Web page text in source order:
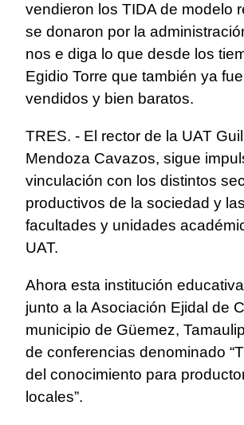
vendieron los TIDA de modelo
se donaron por la
nos e diga lo que desde los
Egidio Torre que también ya
vendidos y bien baratos.
TRES. - El rector de la UAT
Mendoza Cavazos, sigue
vinculación con los distintos
productivos de la sociedad y
facultades y unidades
UAT.
Ahora esta institución
junto a la Asociación Ejidal de
municipio de Güemez,
de conferencias denominado
del conocimiento para
locales”.